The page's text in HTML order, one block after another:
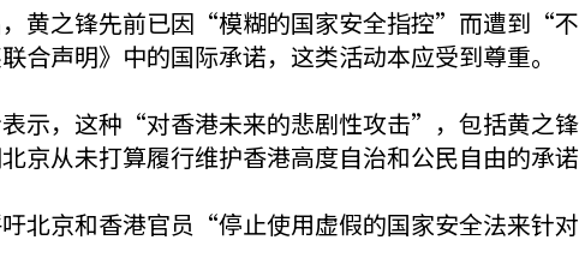
黄之锋先前已因“模糊的国家安全指控”而遭到“
合声明》中的国际承诺，这类活动本应受到尊重。
示，这种“对香港未来的悲剧性攻击”，包括黄之
京从未打算履行维护香港高度自治和公民自由的承
北京和香港官员“停止使用虚假的国家安全法来针